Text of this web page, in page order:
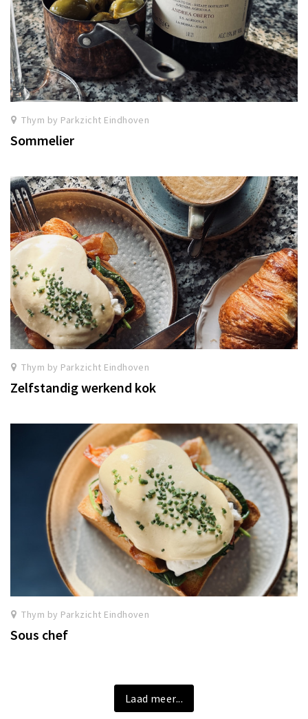
Thym by Parkzicht Eindhoven
Sommelier
Thym by Parkzicht Eindhoven
Zelfstandig werkend kok
Thym by Parkzicht Eindhoven
Sous chef
Laad meer...